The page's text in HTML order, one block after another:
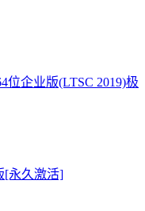
位企业版(LTSC 2019)极
[永久激活]